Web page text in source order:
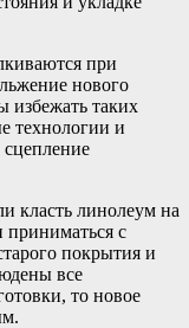
при
нового
избежать таких
технологии и
класть линолеум на
с
покрытия и
все
то новое